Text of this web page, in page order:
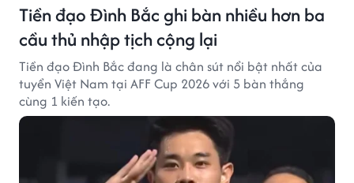
Tiền đạo Đình Bắc ghi bàn nhiều hơn ba
cầu thủ nhập tịch cộng lại
Tiền đạo Đình Bắc đang là chân sút nổi bật nhất của
tuyển Việt Nam tại AFF Cup 2026 với 5 bàn thắng
cùng 1 kiến tạo.